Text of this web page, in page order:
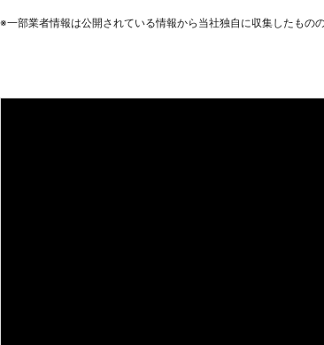
ーカー品で、お客様に
をもって対応いたしま
件があります。その実
依頼するお客様には、
※⼀部業者情報は公開されている情報から当社独⾃に収集したもの